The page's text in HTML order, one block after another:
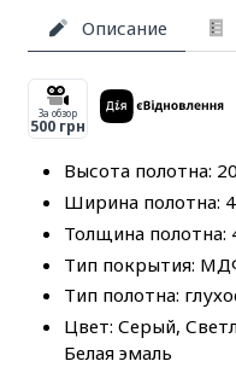
Описание
За обзор
500 грн
Высота полотна:
Ширина полотна:
Толщина полотна:
Тип покрытия:
Тип полотна:
Цвет: Серый,
Белая эмаль